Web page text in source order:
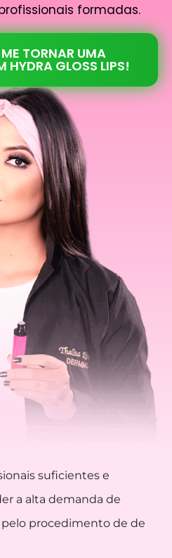
formadas.
TORNAR UMA
HYDRA GLOSS LIPS!
suficientes e
a alta demanda de
procedimento de de